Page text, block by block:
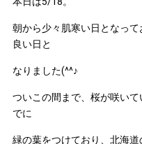
朝から少々肌寒い日となっ
良い日と
なりました(^^♪
ついこの間まで、桜が咲い
でに
緑の葉をつけており、北海